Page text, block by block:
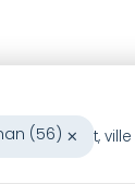
×
(56)